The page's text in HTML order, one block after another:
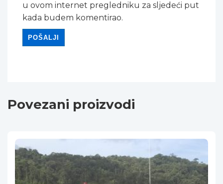
u ovom internet pregledniku za sljedeći put
kada budem komentirao.
Povezani proizvodi